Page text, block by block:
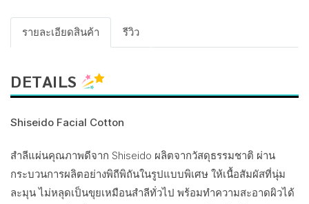
รายละเอียดสินค้า รีวิว
DETAILS
Shiseido Facial Cotton
สำลีแผ่นคุณภาพดีจาก Shiseido ผลิตจากวัสดุธรรมชาติ ผ่าน
กระบวนการผลิตอย่างพิถีพิถันในรูปแบบพิเศษ ให้เนื้อสัมผัสที่นุ่ม
ละมุน ไม่หลุดเป็นขุยเหมือนสำลีทั่วไป พร้อมทำความสะอาดผิวได้